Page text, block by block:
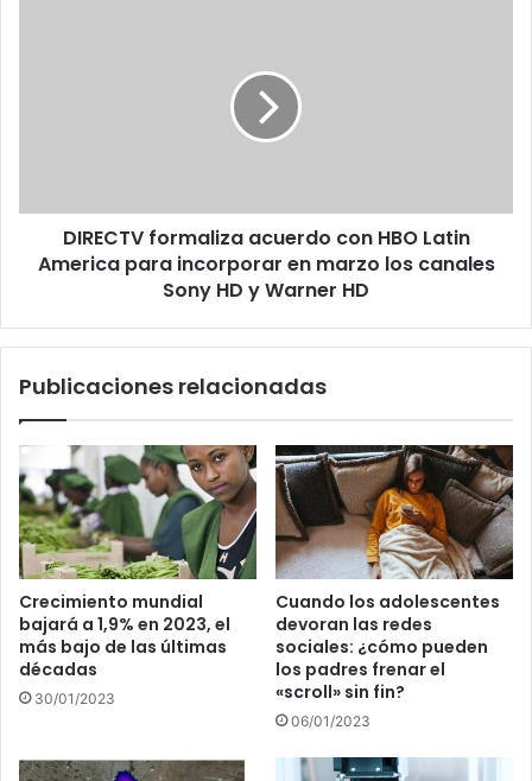
incorporar
marzo
Sony
y
DIRECTV formaliza acuerdo con HBO Latin
America para incorporar en marzo los canales
Sony HD y Warner HD
Publicaciones relacionadas
Crecimiento mundial
bajará a 1,9% en 2023, el
más bajo de las últimas
décadas
30/01/2023
Cuando los adolescentes
devoran las redes
sociales: ¿cómo pueden
los padres frenar el
«scroll» sin fin?
06/01/2023